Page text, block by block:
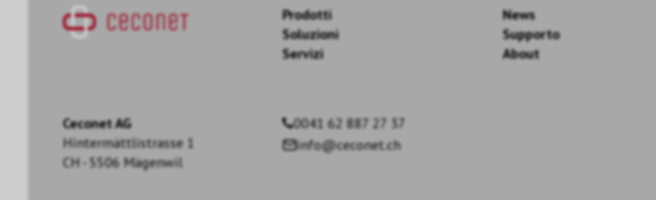
Prodotti
Soluzioni
Servizi
News
Supporto
About
Ceconet AG
Hintermättlistrasse 1
CH - 5506 Mägenwil
0041 62 887 27 37
info@ceconet.ch